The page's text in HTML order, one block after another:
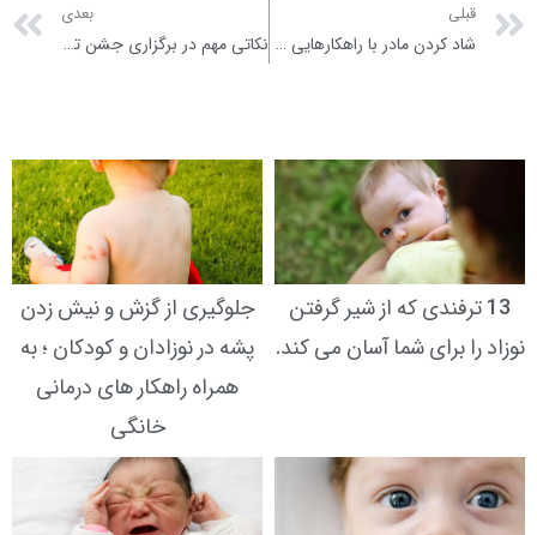
قبلی
شاد کردن مادر با راهکارهایی ساده اما عالی!
بعدی
نکاتی مهم در برگزاری جشن تولد کودکان (قسمت اول)
13 ترفندی که از شیر گرفتن
نوزاد را برای شما آسان می کند.
جلوگیری از گزش و نیش زدن
پشه در نوزادان و کودکان ؛ به
همراه راهکار های درمانی
خانگی